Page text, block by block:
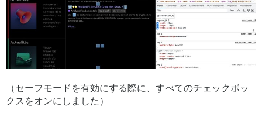
（セーフモードを有効にする際に、すべてのチェックボッ
クスをオンにしました）